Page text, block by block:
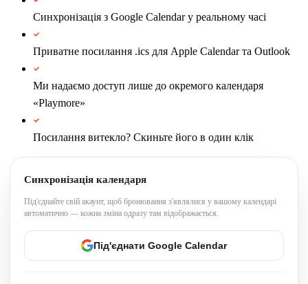
Синхронізація з Google Calendar у реальному часі
Приватне посилання .ics для Apple Calendar та Outlook
Ми надаємо доступ лише до окремого календаря
«Playmore»
Посилання витекло? Скиньте його в один клік
Синхронізація календаря
Під'єднайте свій акаунт, щоб бронювання з'являлися у вашому календарі
автоматично — кожна зміна одразу там відображається.
Під'єднати Google Calendar